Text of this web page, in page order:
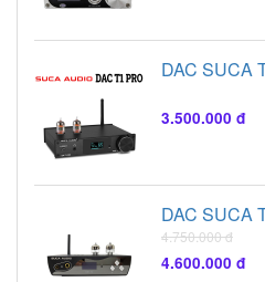
DAC SUCA
3.500.000 đ
DAC SUCA
4.750.000 đ
4.600.000 đ